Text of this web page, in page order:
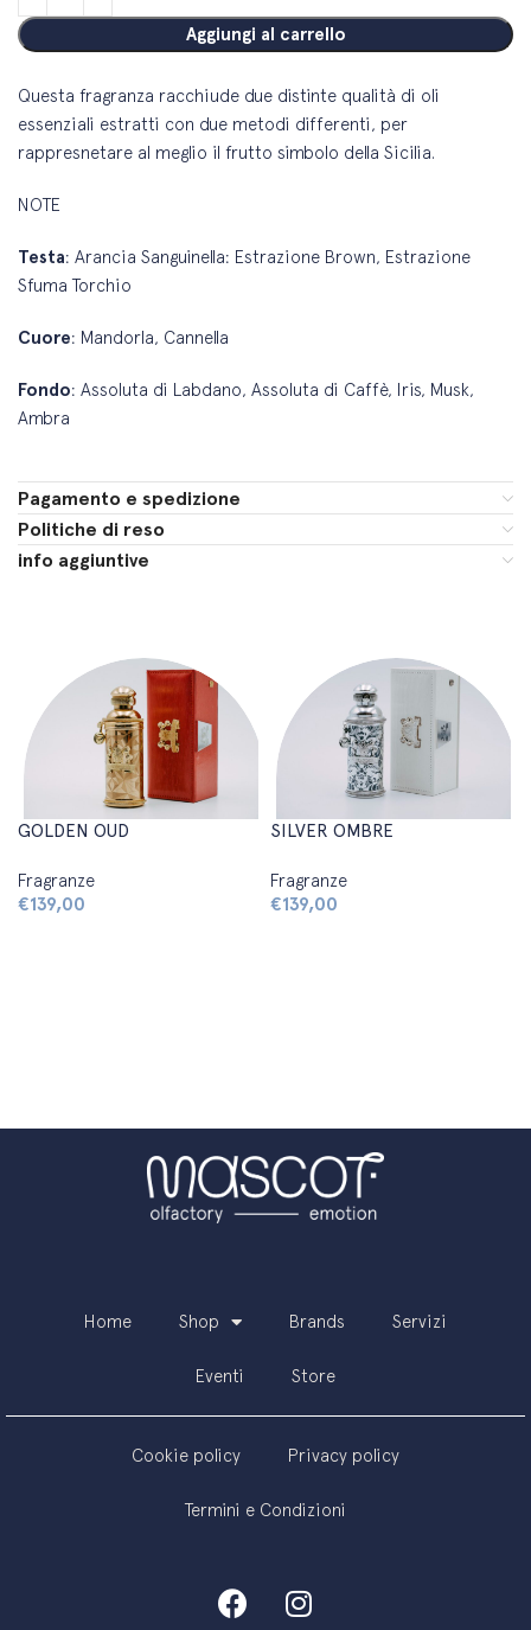
Aggiungi al carrello
Questa fragranza racchiude due distinte qualità di oli
essenziali estratti con due metodi differenti, per
rappresnetare al meglio il frutto simbolo della Sicilia.
NOTE
Testa: Arancia Sanguinella: Estrazione Brown, Estrazione
Sfuma Torchio
Cuore: Mandorla, Cannella
Fondo: Assoluta di Labdano, Assoluta di Caffè, Iris, Musk,
Ambra
Pagamento e spedizione
Politiche di reso
info aggiuntive
GOLDEN OUD
Fragranze
€139,00
SILVER OMBRE
Fragranze
€139,00
Home Shop Brands Servizi
Eventi Store
Cookie policy Privacy policy
Termini e Condizioni